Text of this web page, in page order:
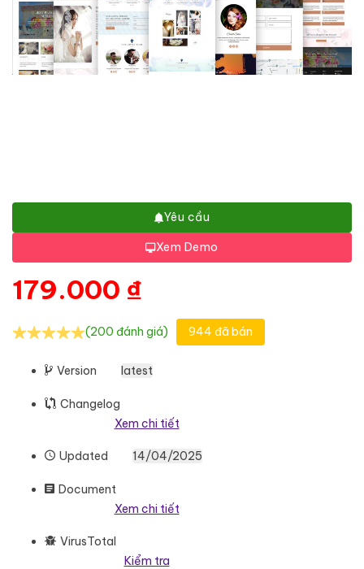
Yêu cầu
Xem Demo
179.000 ₫
(200 đánh giá) 944 đã bán
Version latest
Changelog
Xem chi tiết
Updated 14/04/2025
Document
Xem chi tiết
VirusTotal
Kiểm tra